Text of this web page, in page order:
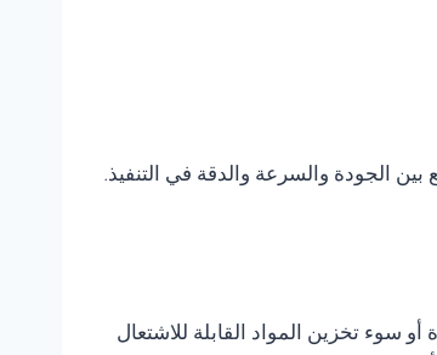
بين الجودة والسرعة والدقة في التنفيذ.
سوء تخزين المواد القابلة للاشتعال